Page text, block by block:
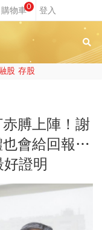
0
股 存股
膊上陣！謝
也會給回報…
證明